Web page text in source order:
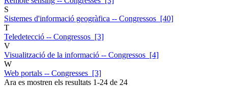
S
Sistemes d'informació geogràfica -- Congressos [40]
T
Teledetecció -- Congressos [3]
V
Visualització de la informació -- Congressos [4]
W
Web portals -- Congresses [3]
Ara es mostren els resultats 1-24 de 24